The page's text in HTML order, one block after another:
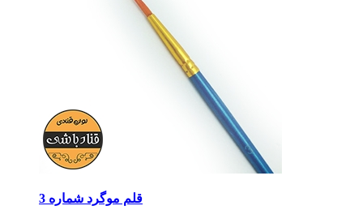
قلم موگرد شماره 3